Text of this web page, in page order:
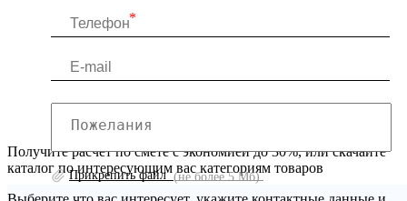
Прикрепить файл(не более 5 Мб)
Получите расчет по смете с экономией до 30%, или скачайте
каталог по интересующим вас категориям товаров